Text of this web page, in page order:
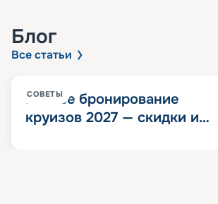
Блог
Все статьи
СОВЕТЫ
Раннее бронирование
круизов 2027 — скидки и